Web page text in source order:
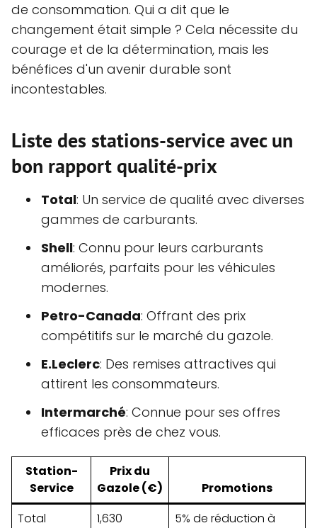
de consommation. Qui a dit que le
changement était simple ? Cela nécessite du
courage et de la détermination, mais les
bénéfices d'un avenir durable sont
incontestables.
Liste des stations-service avec un
bon rapport qualité-prix
Total: Un service de qualité avec diverses
gammes de carburants.
Shell: Connu pour leurs carburants
améliorés, parfaits pour les véhicules
modernes.
Petro-Canada: Offrant des prix
compétitifs sur le marché du gazole.
E.Leclerc: Des remises attractives qui
attirent les consommateurs.
Intermarché: Connue pour ses offres
efficaces près de chez vous.
Station-
Service
Prix du
Gazole (€)
Promotions
Total
1,630
5% de réduction à